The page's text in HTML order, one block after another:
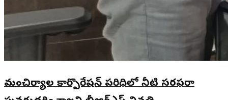
మంచిర్యాల కార్పొరేషన్ పరిధిలో నీటి సరఫరా